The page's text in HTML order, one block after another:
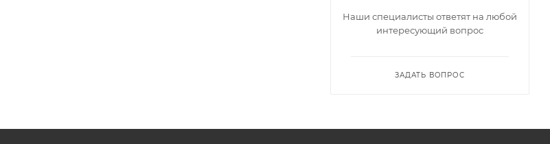
Наши специалисты ответят на любой
интересующий вопрос
ЗАДАТЬ ВОПРОС